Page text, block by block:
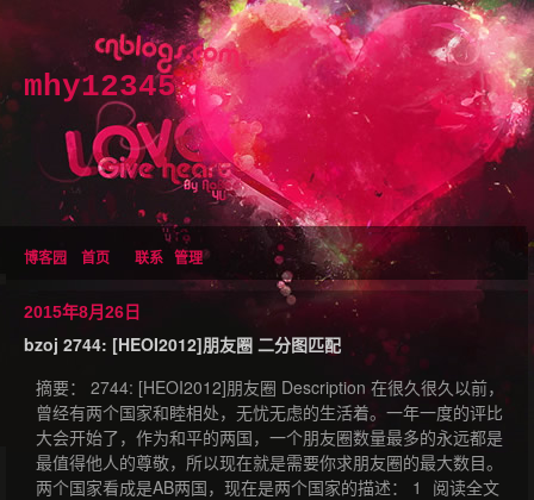
mhy12345
博客园 首页 联系 管理
2015年8月26日
bzoj 2744: [HEOI2012]朋友圈 二分图匹配
摘要： 2744: [HEOI2012]朋友圈 Description 在很久很久以前，
曾经有两个国家和睦相处，无忧无虑的生活着。一年一度的评比
大会开始了，作为和平的两国，一个朋友圈数量最多的永远都是
最值得他人的尊敬，所以现在就是需要你求朋友圈的最大数目。
两个国家看成是AB两国，现在是两个国家的描述： 1
阅读全文